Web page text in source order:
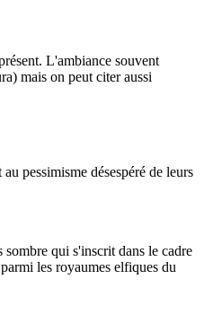
L'ambiance souvent
mais on peut citer aussi
pessimisme désespéré de leurs
qui s'inscrit dans le cadre
les royaumes elfiques du